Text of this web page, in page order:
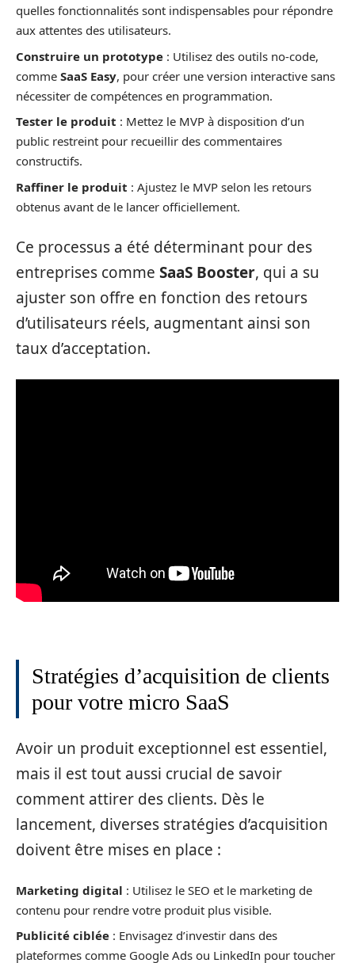
quelles fonctionnalités sont indispensables pour répondre
aux attentes des utilisateurs.
Construire un prototype : Utilisez des outils no-code,
comme SaaS Easy, pour créer une version interactive sans
nécessiter de compétences en programmation.
Tester le produit : Mettez le MVP à disposition d’un
public restreint pour recueillir des commentaires
constructifs.
Raffiner le produit : Ajustez le MVP selon les retours
obtenus avant de le lancer officiellement.
Ce processus a été déterminant pour des
entreprises comme SaaS Booster, qui a su
ajuster son offre en fonction des retours
d’utilisateurs réels, augmentant ainsi son
taux d’acceptation.
Stratégies d’acquisition de clients
pour votre micro SaaS
Avoir un produit exceptionnel est essentiel,
mais il est tout aussi crucial de savoir
comment attirer des clients. Dès le
lancement, diverses stratégies d’acquisition
doivent être mises en place :
Marketing digital : Utilisez le SEO et le marketing de
contenu pour rendre votre produit plus visible.
Publicité ciblée : Envisagez d’investir dans des
plateformes comme Google Ads ou LinkedIn pour toucher